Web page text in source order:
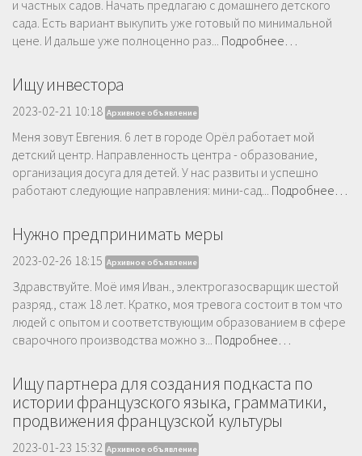
и частных садов. Начать предлагаю с домашнего детского
сада. Есть вариант выкупить уже готовый по минимальной
цене. И дальше уже полноценно раз... Подробнее…
Ищу инвестора
2023-02-21 10:18 Архивное объявление
Меня зовут Евгения. 6 лет в городе Орёл работает мой
детский центр. Направленность центра - образование,
организация досуга для детей. У нас развиты и успешно
работают следующие направления: мини-сад... Подробнее…
Нужно предпринимать меры
2023-02-26 18:15 Архивное объявление
Здравствуйте. Моё имя Иван., электрогазосварщик шестой
разряд., стаж 18 лет. Кратко, моя тревога состоит в том что
людей с опытом и соответствующим образованием в сфере
сварочного производства можно з... Подробнее…
Ищу партнера для создания подкаста по
истории французского языка, грамматики,
продвижения французской культуры
2023-01-23 15:32 Архивное объявление